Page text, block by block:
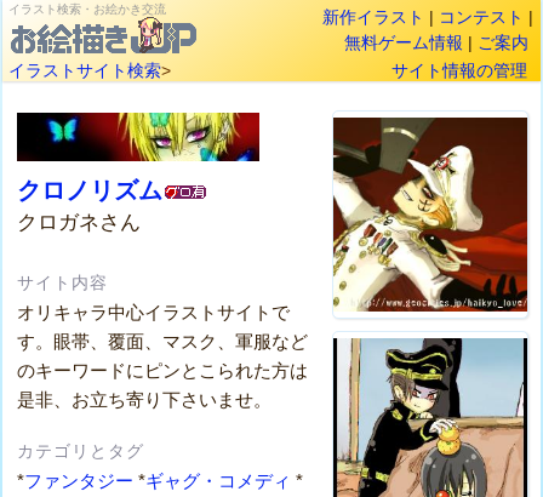
イラスト検索・お絵かき交流 新作イラスト | コンテスト |
無料ゲーム情報 | ご案内
イラストサイト検索> サイト情報の管理
クロノリズム
クロガネさん
サイト内容
オリキャラ中心イラストサイトで
す。眼帯、覆面、マスク、軍服など
のキーワードにピンとこられた方は
是非、お立ち寄り下さいませ。
カテゴリとタグ
*ファンタジー *ギャグ・コメディ *